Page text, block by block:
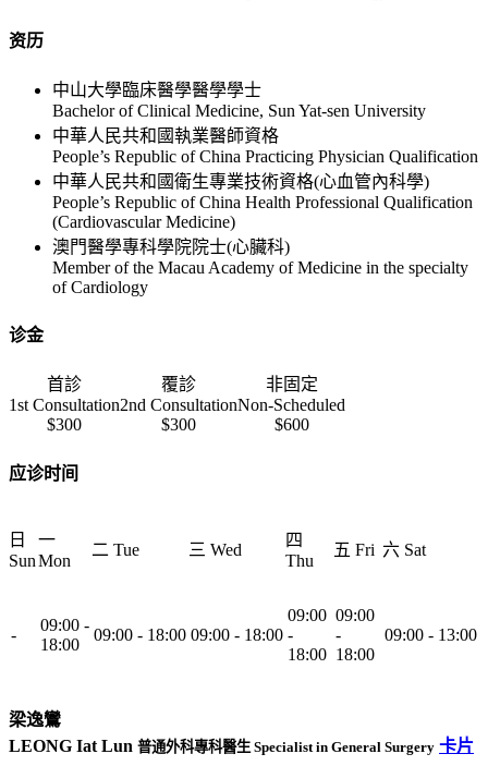
资历
中山大學臨床醫學醫學學士
Bachelor of Clinical Medicine, Sun Yat-sen University
中華人民共和國執業醫師資格
People’s Republic of China Practicing Physician Qualification
中華人民共和國衛生專業技術資格(心血管內科學)
People’s Republic of China Health Professional Qualification
(Cardiovascular Medicine)
澳門醫學專科學院院士(心臟科)
Member of the Macau Academy of Medicine in the specialty
of Cardiology
诊金
首診
1st Consultation
覆診
2nd Consultation
非固定
Non-Scheduled
$300
$300 $600
应诊时间
日
Sun
一
Mon
二 Tue 三 Wed
四
Thu
五 Fri 六 Sat
-
09:00 -
18:00
09:00 - 18:00 09:00 - 18:00
09:00
-
18:00
09:00
-
18:00
09:00 - 13:00
梁逸鸞
LEONG Iat Lun 普通外科專科醫生 Specialist in General Surgery 卡片